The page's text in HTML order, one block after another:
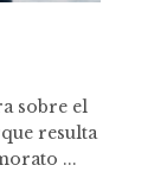
sobre el
resulta
...